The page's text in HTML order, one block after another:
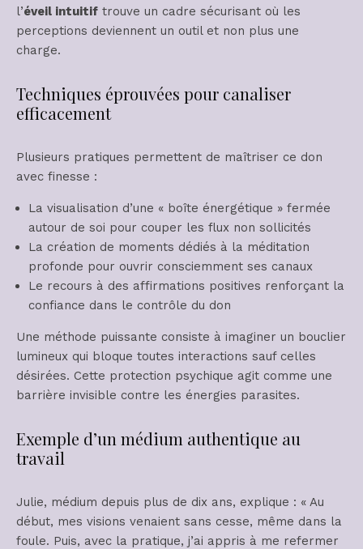
l’éveil intuitif trouve un cadre sécurisant où les
perceptions deviennent un outil et non plus une
charge.
Techniques éprouvées pour canaliser
efficacement
Plusieurs pratiques permettent de maîtriser ce don
avec finesse :
La visualisation d’une « boîte énergétique » fermée
autour de soi pour couper les flux non sollicités
La création de moments dédiés à la méditation
profonde pour ouvrir consciemment ses canaux
Le recours à des affirmations positives renforçant la
confiance dans le contrôle du don
Une méthode puissante consiste à imaginer un bouclier
lumineux qui bloque toutes interactions sauf celles
désirées. Cette protection psychique agit comme une
barrière invisible contre les énergies parasites.
Exemple d’un médium authentique au
travail
Julie, médium depuis plus de dix ans, explique : « Au
début, mes visions venaient sans cesse, même dans la
foule. Puis, avec la pratique, j’ai appris à me refermer